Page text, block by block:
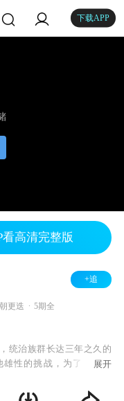
下载APP
高清完整版
+追
更迭 5期全
统治族群长达三年之久的
雄性的挑战，为了守住王
上夺回王位的复仇之路。
展开